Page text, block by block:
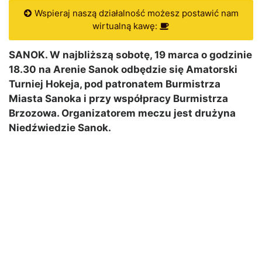
Wspieraj naszą działalność możesz postawić nam
wirtualną kawę:
SANOK. W najbliższą sobotę, 19 marca o godzinie
18.30 na Arenie Sanok odbędzie się Amatorski
Turniej Hokeja, pod patronatem Burmistrza
Miasta Sanoka i przy współpracy Burmistrza
Brzozowa. Organizatorem meczu jest drużyna
Niedźwiedzie Sanok.